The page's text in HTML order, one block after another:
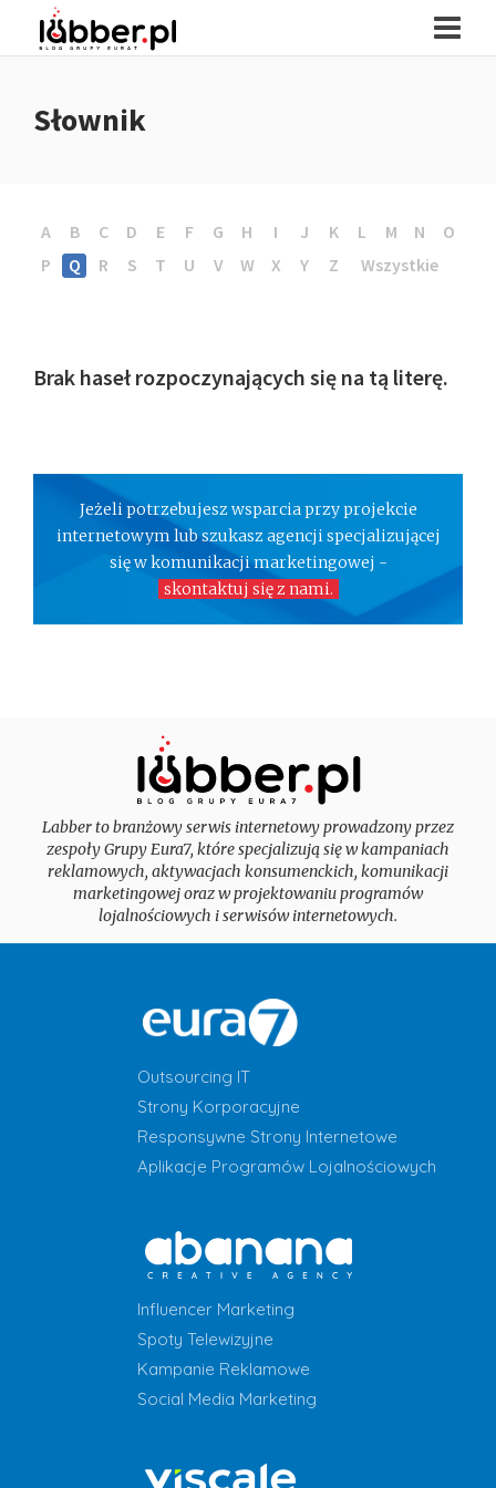
Słownik
A B C D E F G H I J K L M N
O
P
Q R S T U V W X Y Z Wszystkie
Brak haseł rozpoczynających się na tą literę.
Jeżeli potrzebujesz wsparcia przy projekcie
internetowym lub szukasz agencji specjalizującej
się w komunikacji marketingowej -
skontaktuj się z nami.
Labber to branżowy serwis internetowy prowadzony przez
zespoły Grupy Eura7, które specjalizują się w kampaniach
reklamowych, aktywacjach konsumenckich, komunikacji
marketingowej oraz w projektowaniu programów
lojalnościowych i serwisów internetowych.
Outsourcing IT
Strony Korporacyjne
Responsywne Strony Internetowe
Aplikacje Programów Lojalnościowych
Influencer Marketing
Spoty Telewizyjne
Kampanie Reklamowe
Social Media Marketing